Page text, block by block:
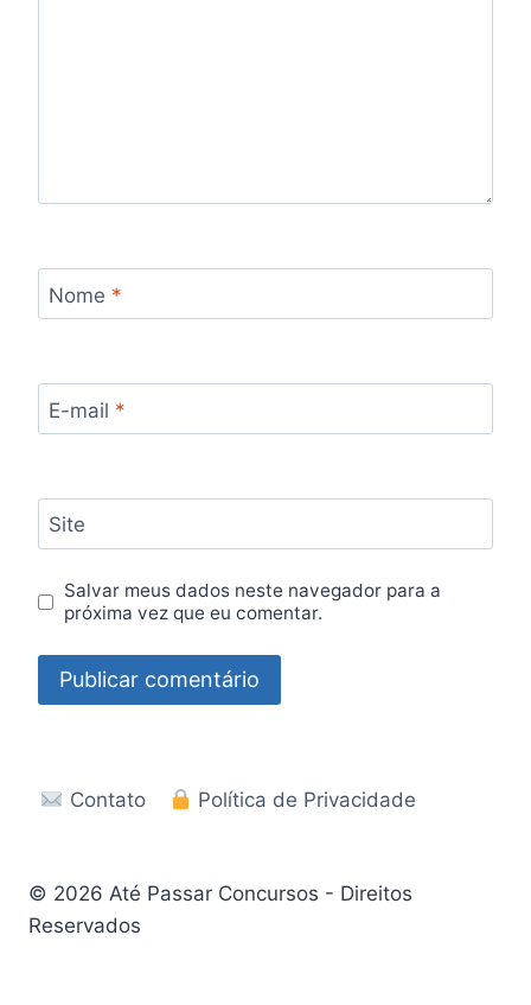
Nome *
E-mail *
Site
Salvar meus dados neste navegador para a
próxima vez que eu comentar.
Contato Política de Privacidade
© 2026 Até Passar Concursos - Direitos
Reservados